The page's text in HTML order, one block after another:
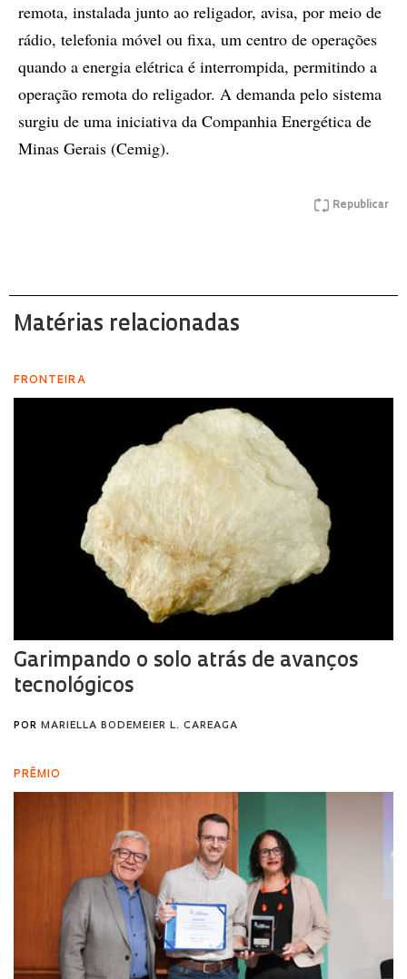
remota, instalada junto ao religador, avisa, por meio de
rádio, telefonia móvel ou fixa, um centro de operações
quando a energia elétrica é interrompida, permitindo a
operação remota do religador. A demanda pelo sistema
surgiu de uma iniciativa da Companhia Energética de
Minas Gerais (Cemig).
Republicar